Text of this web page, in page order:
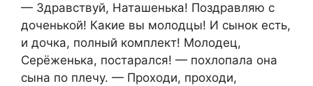
— Здравствуй, Наташенька! Поздравляю с
доченькой! Какие вы молодцы! И сынок есть,
и дочка, полный комплект! Молодец,
Серёженька, постарался! — похлопала она
сына по плечу. — Проходи, проходи,